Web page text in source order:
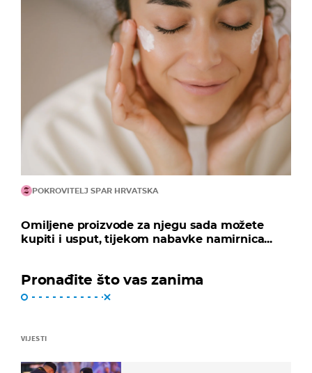
POKROVITELJ SPAR HRVATSKA
Omiljene proizvode za njegu sada možete
kupiti i usput, tijekom nabavke namirnica...
Pronađite što vas zanima
VIJESTI